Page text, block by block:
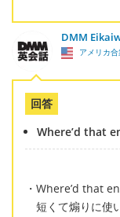
DMM
アメリカ合
回答
Where’d that
・Where’d that
短くて煽りに使